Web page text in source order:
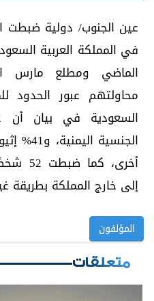
عين الجنوب/ دولية ضبطت
محاولتهم عبور الحدود
إلى خارج المملكة بطريقة
المؤلفون
متعلقات